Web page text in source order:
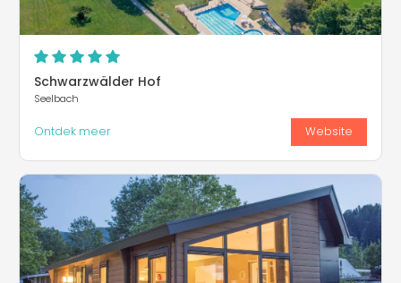
Schwarzwälder Hof
Seelbach
Ontdek meer Website